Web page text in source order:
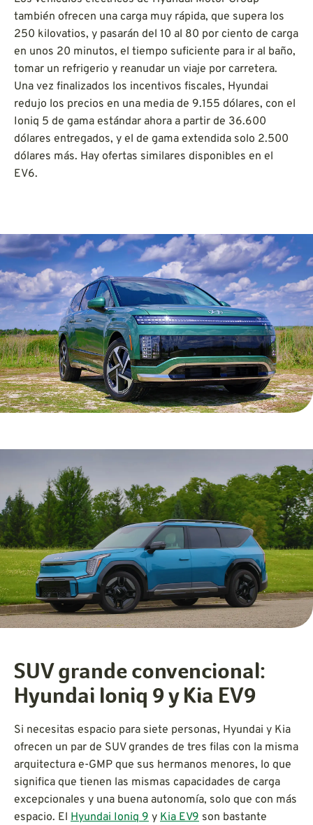
también ofrecen una carga muy rápida, que supera los
250 kilovatios, y pasarán del 10 al 80 por ciento de carga
en unos 20 minutos, el tiempo suficiente para ir al baño,
tomar un refrigerio y reanudar un viaje por carretera.
Una vez finalizados los incentivos fiscales, Hyundai
redujo los precios en una media de 9.155 dólares, con el
Ioniq 5 de gama estándar ahora a partir de 36.600
dólares entregados, y el de gama extendida solo 2.500
dólares más. Hay ofertas similares disponibles en el
EV6.
SUV grande convencional:
Hyundai Ioniq 9 y Kia EV9
Si necesitas espacio para siete personas, Hyundai y Kia
ofrecen un par de SUV grandes de tres filas con la misma
arquitectura e-GMP que sus hermanos menores, lo que
significa que tienen las mismas capacidades de carga
excepcionales y una buena autonomía, solo que con más
espacio. El Hyundai Ioniq 9 y Kia EV9 son bastante